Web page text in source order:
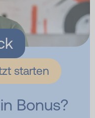
starten
Bonus?